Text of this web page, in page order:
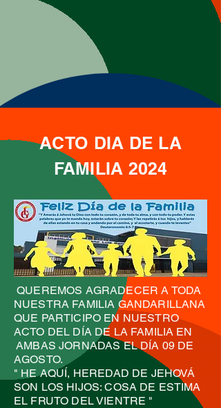
ACTO DIA DE LA
FAMILIA 2024
QUEREMOS AGRADECER A TODA
NUESTRA FAMILIA GANDARILLANA
QUE PARTICIPO EN NUESTRO
ACTO DEL DÍA DE LA FAMILIA EN
AMBAS JORNADAS EL DÍA 09 DE
AGOSTO.
" HE AQUÍ, HEREDAD DE JEHOVÁ
SON LOS HIJOS: COSA DE ESTIMA
EL FRUTO DEL VIENTRE "